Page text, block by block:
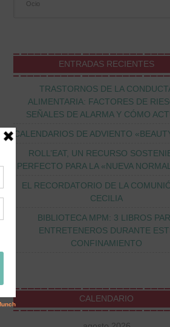
ENTRADAS RECIENTES
TRASTORNOS DE LA
ALIMENTARIA: FACTORES DE
SEÑALES DE ALARMA Y CÓMO
CALENDARIOS DE ADVIENTO
ROLL’EAT, UN RECURSO
PERFECTO PARA LA «NUEVA
EL RECORDATORIO DE LA
CECILIA
BIBLIOTECA MPM: 3 LIBROS
ENTRETENEROS DURANTE
CONFINAMIENTO
CALENDARIO